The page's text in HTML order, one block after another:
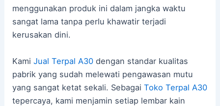
menggunakan produk ini dalam jangka waktu
sangat lama tanpa perlu khawatir terjadi
kerusakan dini.
KamiJual Terpal A30 dengan standar kualitas
pabrik yang sudah melewati pengawasan mutu
yang sangat ketat sekali. SebagaiToko Terpal A30
tepercaya, kami menjamin setiap lembar kain